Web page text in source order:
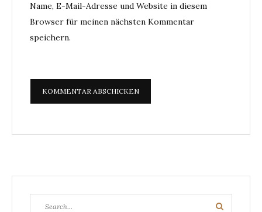
Name, E-Mail-Adresse und Website in diesem
Browser für meinen nächsten Kommentar
speichern.
Search